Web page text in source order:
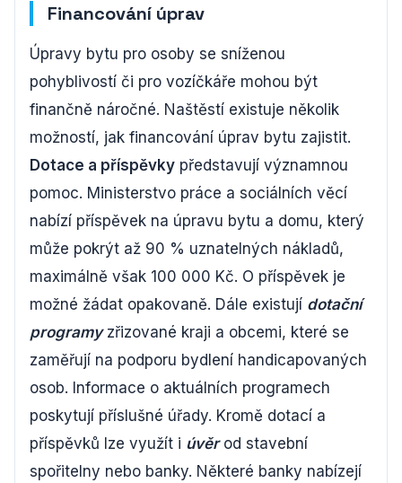
Financování úprav
Úpravy bytu pro osoby se sníženou
pohyblivostí či pro vozíčkáře mohou být
finančně náročné. Naštěstí existuje několik
možností, jak financování úprav bytu zajistit.
Dotace a příspěvky představují významnou
pomoc. Ministerstvo práce a sociálních věcí
nabízí příspěvek na úpravu bytu a domu, který
může pokrýt až 90 % uznatelných nákladů,
maximálně však 100 000 Kč. O příspěvek je
možné žádat opakovaně. Dále existují dotační
programyzřizované kraji a obcemi, které se
zaměřují na podporu bydlení handicapovaných
osob. Informace o aktuálních programech
poskytují příslušné úřady. Kromě dotací a
příspěvků lze využít i úvěrod stavební
spořitelny nebo banky. Některé banky nabízejí